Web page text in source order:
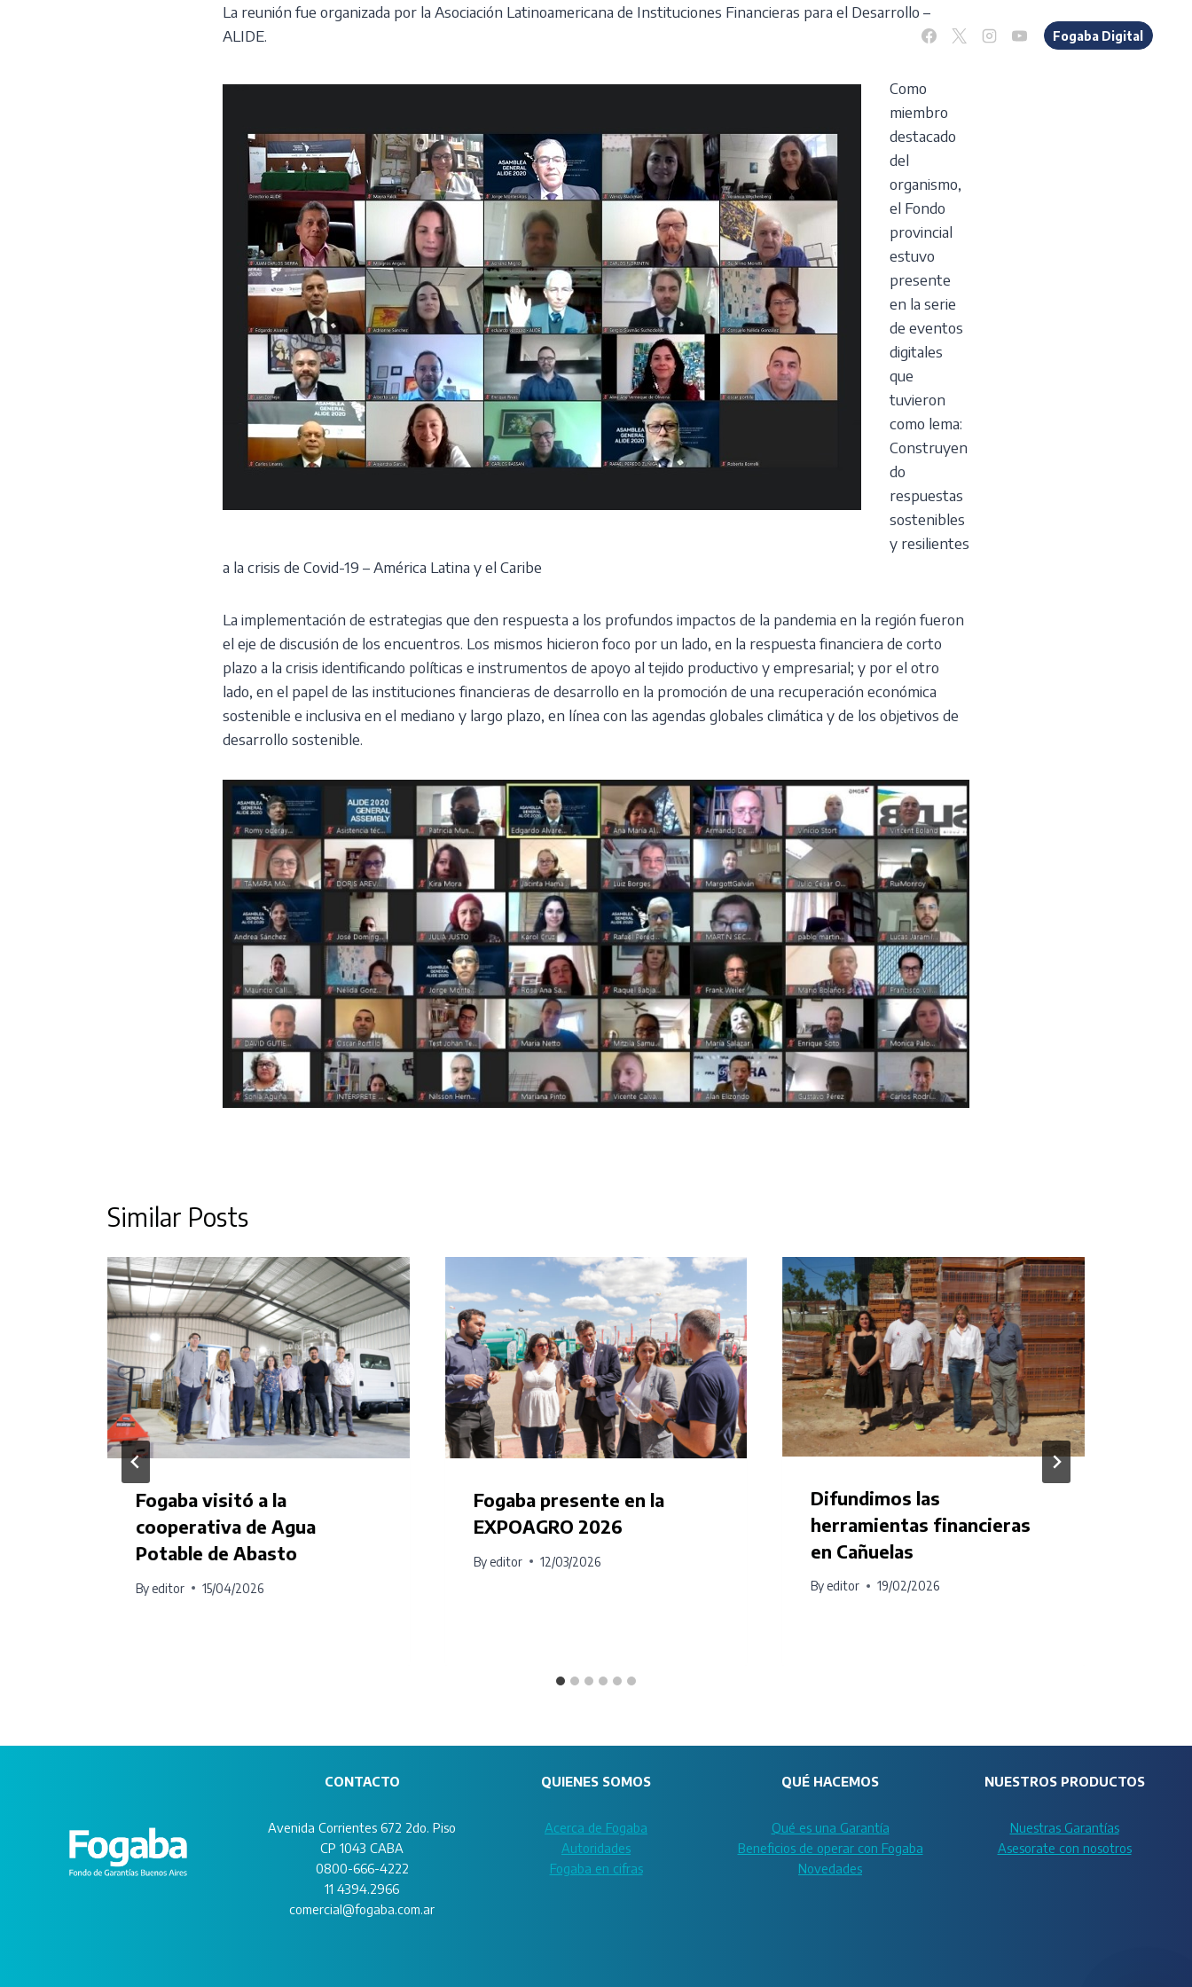
Fogaba Digital
La reunión fue organizada por la Asociación Latinoamericana de Instituciones Financieras para el Desarrollo –
ALIDE.
Como
miembro
destacado
del
organismo,
el Fondo
provincial
estuvo
presente
en la serie
de eventos
digitales
que
tuvieron
como lema:
Construyen
do
respuestas
sostenibles
y resilientes
a la crisis de Covid-19 – América Latina y el Caribe
La implementación de estrategias que den respuesta a los profundos impactos de la pandemia en la región fueron
el eje de discusión de los encuentros. Los mismos hicieron foco por un lado, en la respuesta financiera de corto
plazo a la crisis identificando políticas e instrumentos de apoyo al tejido productivo y empresarial; y por el otro
lado, en el papel de las instituciones financieras de desarrollo en la promoción de una recuperación económica
sostenible e inclusiva en el mediano y largo plazo, en línea con las agendas globales climática y de los objetivos de
desarrollo sostenible.
Similar Posts
Fogaba visitó a la
cooperativa de Agua
Potable de Abasto
By editor 15/04/2026
Fogaba presente en la
EXPOAGRO 2026
By editor 12/03/2026
Difundimos las
herramientas financieras
en Cañuelas
By editor 19/02/2026
CONTACTO
Avenida Corrientes 672 2do. Piso
CP 1043 CABA
0800-666-4222
11 4394.2966
comercial@fogaba.com.ar
QUIENES SOMOS
Acerca de Fogaba
Autoridades
Fogaba en cifras
QUÉ HACEMOS
Qué es una Garantía
Beneficios de operar con Fogaba
Novedades
NUESTROS PRODUCTOS
Nuestras Garantías
Asesorate con nosotros